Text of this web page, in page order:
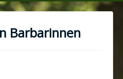
Barbarinnen